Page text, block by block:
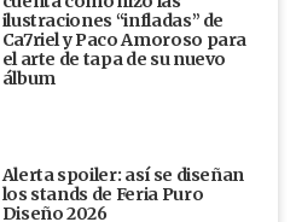
ilustraciones “infladas” de
Ca7riel y Paco Amoroso para
el arte de tapa de su nuevo
álbum
Alerta spoiler: así se diseñan
los stands de Feria Puro
Diseño 2026